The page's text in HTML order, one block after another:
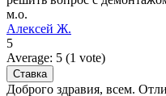
м.о.
Алексей Ж.
5
Average: 5 (1 vote)
Доброго здравия, всем.